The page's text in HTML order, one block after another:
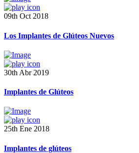
09th Oct 2018
Los Implantes de Glúteos Nuevos
30th Abr 2019
Implantes de Glúteos
25th Ene 2018
Implantes de glúteos